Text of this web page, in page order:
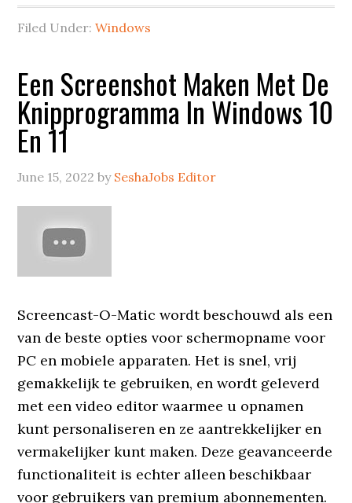
Filed Under:Windows
Een Screenshot Maken Met De
Knipprogramma In Windows 10
En 11
June 15, 2022 by SeshaJobs Editor
Screencast-O-Matic wordt beschouwd als een
van de beste opties voor schermopname voor
PC en mobiele apparaten. Het is snel, vrij
gemakkelijk te gebruiken, en wordt geleverd
met een video editor waarmee u opnamen
kunt personaliseren en ze aantrekkelijker en
vermakelijker kunt maken. Deze geavanceerde
functionaliteit is echter alleen beschikbaar
voor gebruikers van premium abonnementen.